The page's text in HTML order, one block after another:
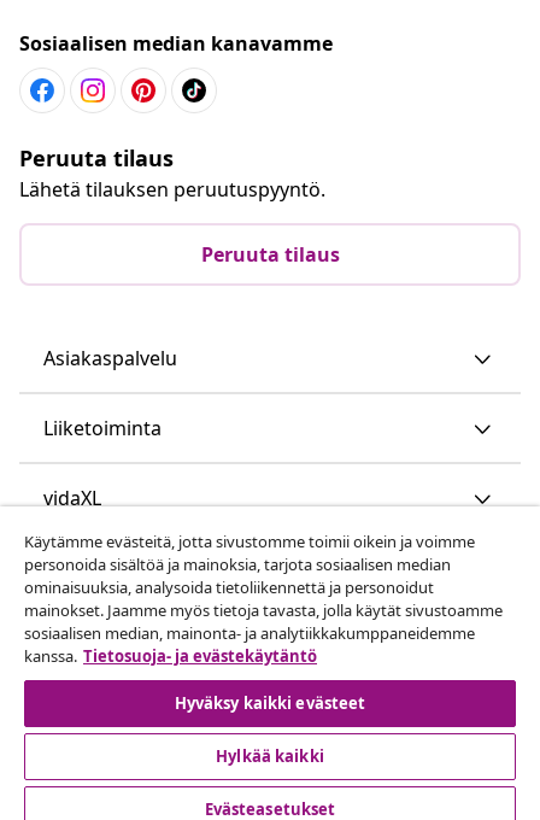
Sosiaalisen median kanavamme
Peruuta tilaus
Lähetä tilauksen peruutuspyyntö.
Peruuta tilaus
Asiakaspalvelu
Liiketoiminta
vidaXL
Löydä lisää
© 2008-2026 vidaXL www.vidaxl.fi on vidaXL Marketplace
Europe B.V. yrityksen verkkosivu
Käytämme evästeitä, jotta sivustomme toimii oikein ja voimme
personoida sisältöä ja mainoksia, tarjota sosiaalisen median
ominaisuuksia, analysoida tietoliikennettä ja personoidut
mainokset. Jaamme myös tietoja tavasta, jolla käytät sivustoamme
sosiaalisen median, mainonta- ja analytiikkakumppaneidemme
kanssa. Tietosuoja- ja evästekäytäntö
Hyväksy kaikki evästeet
Hylkää kaikki
Evästeasetukset